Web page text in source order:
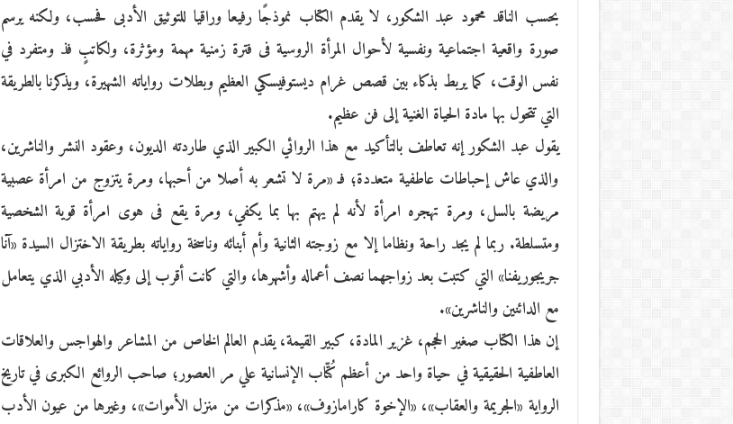
بحسب الناقد محمود عبد الشكور، لا يقدم الكتاب نموذجًا رفيعا وراقيا للتوثيق الأدبى فحسب، ولكنه يرسم
صورة واقعية اجتماعية ونفسية لأحوال المرأة الروسية فى فترة زمنية مهمة ومؤثرة، ولكاتبٍ فذ ومتفرد في
نفس الوقت، كما يربط بذكاء بين قصص غرام ديستوفيسكي العظيم وبطلات رواياته الشهيرة، ويذكرنا بالطريقة
التي تتحول بها مادة الحياة الغنية إلى فن عظيم.
يقول عبد الشكور إنه تعاطف بالتأكيد مع هذا الروائي الكبير الذي طاردته الديون، وعقود النشر والناشرين،
والذي عاش إحباطات عاطفية متعددة؛ فـ «مرة لا تشعر به أصلا من أحبها، ومرة يتزوج من امرأة عصبية
مريضة بالسل، ومرة تهجره امرأة لأنه لم يهتم بها بما يكفي، ومرة يقع فى هوى امرأة قوية الشخصية
ومتسلطة. ربما لم يجد راحة ونظاما إلا مع زوجته الثانية وأم أبنائه وناسخة رواياته بطريقة الاختزال السيدة «آنا
جريجوريفنا» التي كتبت بعد زواجهما نصف أعماله وأشهرها، والتي كانت أقرب إلى وكيله الأدبي الذي يتعامل
مع الدائنين والناشرين».
إن هذا الكتاب صغير الحجم، غزير المادة، كبير القيمة، يقدم العالم الخاص من المشاعر والهواجس والعلاقات
العاطفية الحقيقية في حياة واحد من أعظم كُتّاب الإنسانية علي مر العصور؛ صاحب الروائع الكبرى في تاريخ
الرواية «الجريمة والعقاب»، «الإخوة كارامازوف»، «مذكرات من منزل الأموات»، وغيرها من عيون الأدب